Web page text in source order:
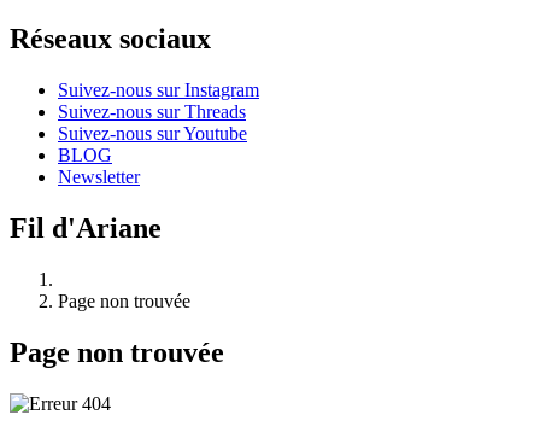
Réseaux sociaux
Suivez-nous sur Instagram
Suivez-nous sur Threads
Suivez-nous sur Youtube
BLOG
Newsletter
Fil d'Ariane
Page non trouvée
Page non trouvée